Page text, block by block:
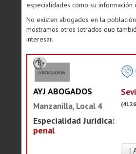
especialidades como su información
No existen abogados en la
mostramos otros letrados que
interesar.
AYJ ABOGADOS
Manzanilla, Local 4
Especialidad Juridica:
penal